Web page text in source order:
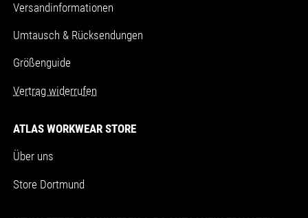
Versandinformationen
Umtausch & Rücksendungen
Größenguide
Vertrag widerrufen
ATLAS WORKWEAR STORE
Über uns
Store Dortmund